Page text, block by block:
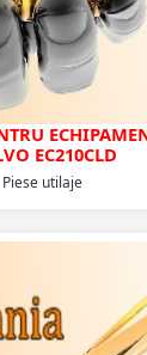
EC210CLD
Piese utilaje